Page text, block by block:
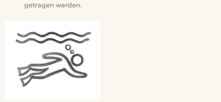
getragen werden.